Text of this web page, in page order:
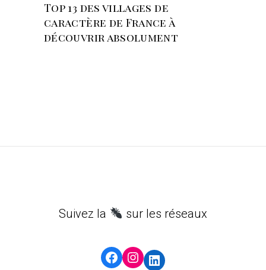
Top 13 des villages de
caractère de France à
découvrir absolument
Suivez la sur les réseaux
Facebook
Instagram
LinkedIn